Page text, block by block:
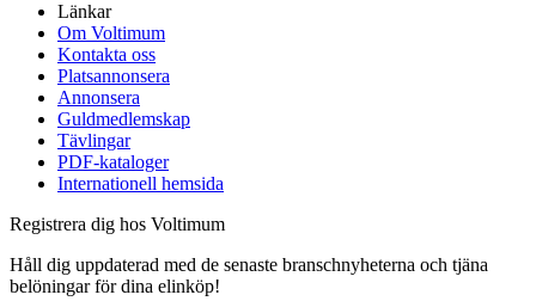
Länkar
Om Voltimum
Kontakta oss
Platsannonsera
Annonsera
Guldmedlemskap
Tävlingar
PDF-kataloger
Internationell hemsida
Registrera dig hos Voltimum
Håll dig uppdaterad med de senaste branschnyheterna och tjäna
belöningar för dina elinköp!